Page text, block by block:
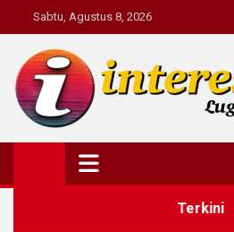
to
content
Sabtu, Agustus 8, 2026
Interestnews.or.id
Terkini